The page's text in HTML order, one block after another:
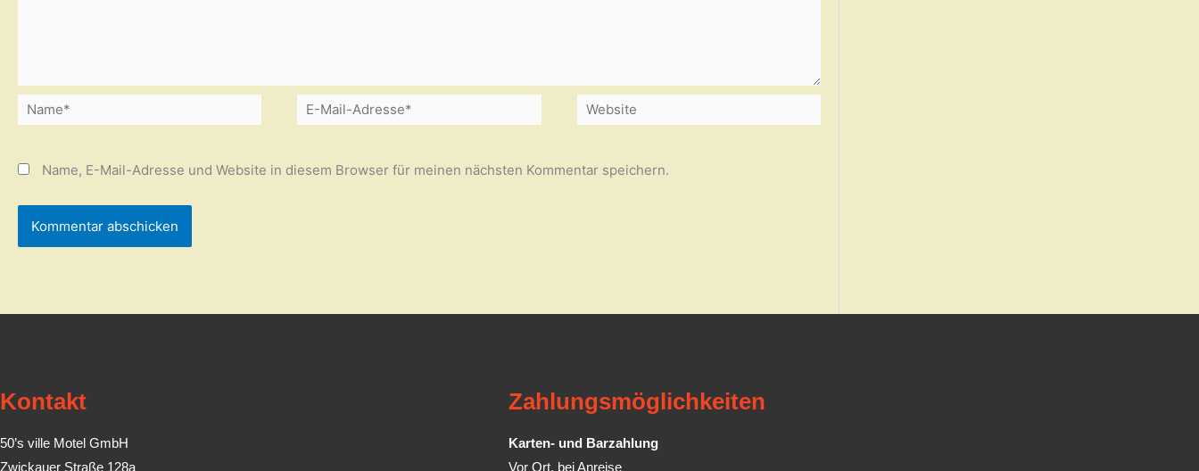
Name*
E-
Mail-
Website
Name, E-Mail-Adresse und Website in diesem Browser für meinen nächsten Kommentar speichern.
Kontakt
50’s ville Motel GmbH
Zwickauer Straße 128a
Zahlungsmöglichkeiten
Karten- und Barzahlung
Vor Ort, bei Anreise